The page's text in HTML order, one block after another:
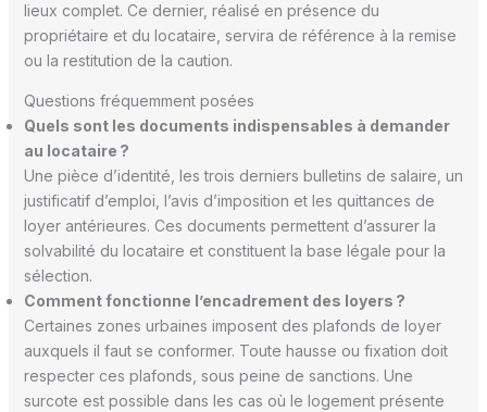
lieux complet. Ce dernier, réalisé en présence du
propriétaire et du locataire, servira de référence à la remise
ou la restitution de la caution.
Questions fréquemment posées
Quels sont les documents indispensables à demander
au locataire ?
Une pièce d’identité, les trois derniers bulletins de salaire, un
justificatif d’emploi, l’avis d’imposition et les quittances de
loyer antérieures. Ces documents permettent d’assurer la
solvabilité du locataire et constituent la base légale pour la
sélection.
Comment fonctionne l’encadrement des loyers ?
Certaines zones urbaines imposent des plafonds de loyer
auxquels il faut se conformer. Toute hausse ou fixation doit
respecter ces plafonds, sous peine de sanctions. Une
surcote est possible dans les cas où le logement présente